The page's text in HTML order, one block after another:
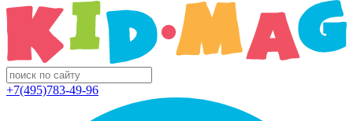
+7(495)783-49-96